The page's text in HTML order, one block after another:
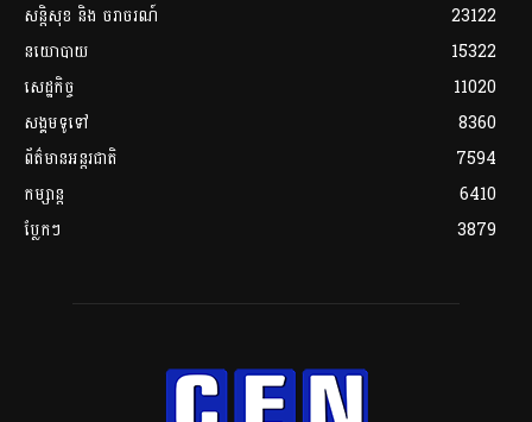
សន្តិសុខ និង ចរាចរណ៍
23122
នយោបាយ
15322
សេដ្ឋកិច្ច
11020
សង្គមទូទៅ
8360
ព័ត៌មានអន្តរជាតិ
7594
កម្សាន្ត
6410
ប្លែកៗ
3879